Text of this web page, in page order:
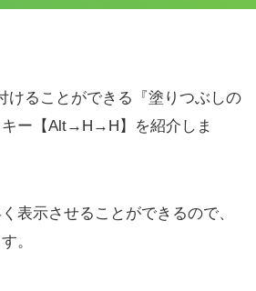
けることができる『塗りつぶしの
ー【Alt→H→H】を紹介しま
表示させることができるので、
。